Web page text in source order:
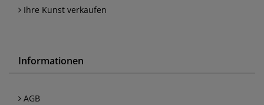
Ihre Kunst verkaufen
Informationen
AGB